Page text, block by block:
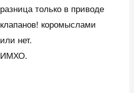
разница только в приводе
клапанов! коромыслами
или нет.
ИМХО.